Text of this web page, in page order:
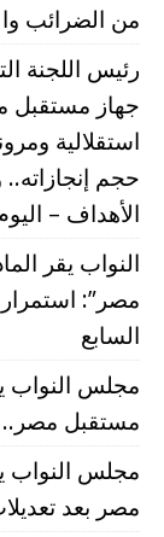
من الضرائب
رئيس اللجنة
جهاز مستقبل
حجم
الأهداف –
النواب يقر
مصر”: استمرار
السابع
مستقبل مصر..
مجلس النواب
مصر بعد